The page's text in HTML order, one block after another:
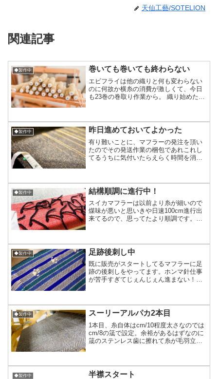
天仙工藝/SOTELION
関連記事
◆製作中 巻いても巻いても終わらない
エビフライは他の織りと何も変わらない
のに何故か横糸の消費が激しくて、今日
も23巻の巻取り作業から。 織り始めた当
本目で途切れないようにオーバー気味に
巻きました。...
◆製作中 昨日進めておいてよかった
有り難いことに、マフラーの発注を頂い
たのでその発送作業の梱包であれこれし
てるうちに気付いたらえらく時間を消費
進...
◆製作中 結構順調に進行中！
スイカマフラーは以前より糸が細いので
煤味が悪いと思いきや日速100cm進行出
来てるので、思ってたより順調です。今
のに100cm織り、種部分を巻き取りして
しまった上に写...
◆製作中 足跡後刺し中
既に販売がスタートしてるマフラーに足
跡の後刺しをやってます。ホンマ針仕事
が苦手すぎてじぇんじぇん進まない！普
けるのが苦手(´･ω･`)そして普段やらない
ので刺し間違えと...
◆製作中 スーリーアルパカ2本目
1本目、糸自体はcm/10程度太さなのでは
cm/8の筬で設定。余裕があるはずなのに
筬のステンレス歯に擦れて糸が毛羽立ち
し横糸をスーリーアルパカ茶色→カシミ
アアンゴ...
◆製作中 半襟スタート